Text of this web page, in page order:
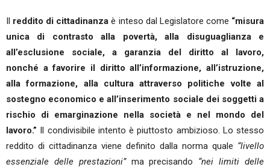
Il reddito di cittadinanza è inteso dal Legislatore come “misura
unica di contrasto alla povertà, alla disuguaglianza e
all’esclusione sociale, a garanzia del diritto al lavoro,
nonché a favorire il diritto all’informazione, all’istruzione,
alla formazione, alla cultura attraverso politiche volte al
sostegno economico e all’inserimento sociale dei soggetti a
rischio di emarginazione nella società e nel mondo del
lavoro.” Il condivisibile intento è piuttosto ambizioso. Lo stesso
reddito di cittadinanza viene definito dalla norma quale “livello
essenziale delle prestazioni”ma precisando “nei limiti delle